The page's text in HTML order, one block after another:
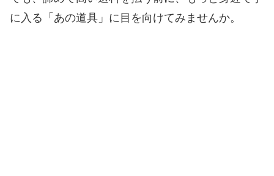
に入る「あの道具」に目を向けてみませんか。